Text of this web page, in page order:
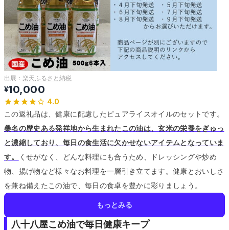
出展： 楽天ふるさと納税
¥10,000
4.0
この返礼品は、健康に配慮したピュアライスオイルのセットです。
桑名の歴史ある発祥地から生まれたこの油は、玄米の栄養をぎゅっ
と濃縮しており、毎日の食生活に欠かせないアイテムとなっていま
す。
くせがなく、どんな料理にも合うため、ドレッシングや炒め
物、揚げ物など様々なお料理を一層引き立てます。健康とおいしさ
を兼ね備えたこの油で、毎日の食卓を豊かに彩りましょう。
もっとみる
八十八屋こめ油で毎日健康キープ